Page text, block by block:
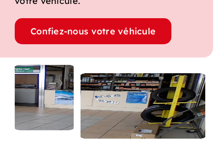
Confiez-nous votre véhicule